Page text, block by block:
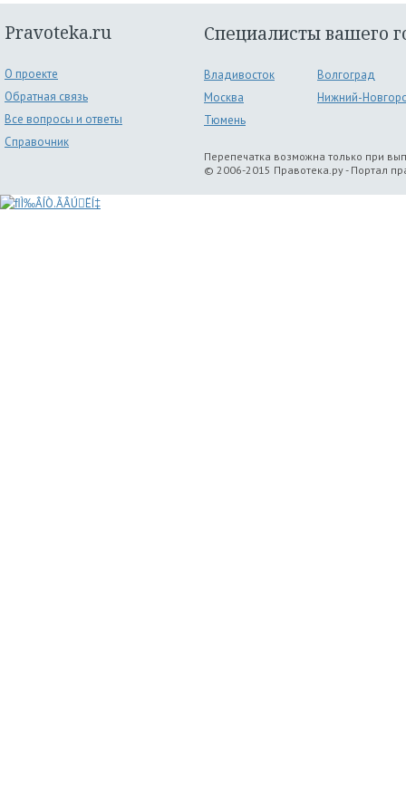
Pravoteka.ru
О проекте
Обратная связь
Все вопросы и ответы
Справочник
Специалисты вашего
Владивосток
Волгоград
Москва
Нижний-
Тюмень
Перепечатка возможна только при
© 2006-2015 Правотека.ру - Портал